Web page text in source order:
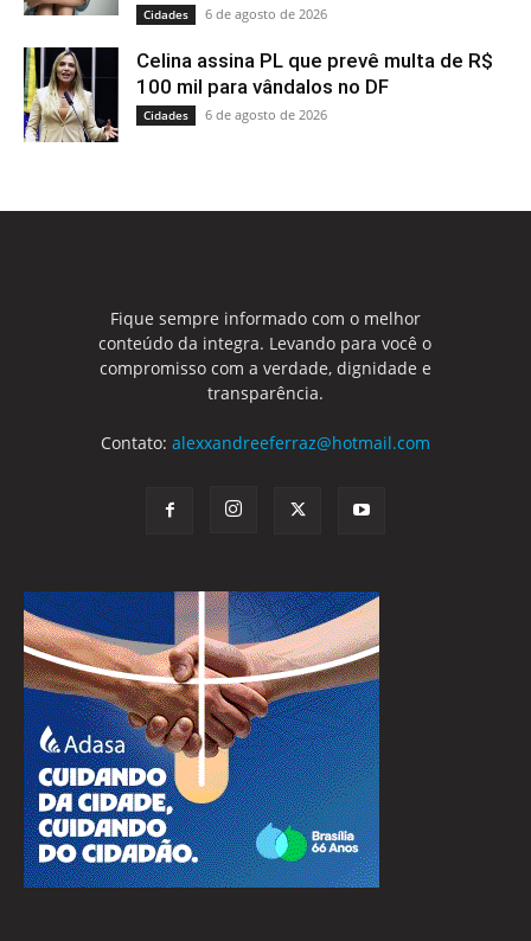
Cidades 6 de agosto de 2026
Celina assina PL que prevê multa de R$
100 mil para vândalos no DF
Cidades 6 de agosto de 2026
Fique sempre informado com o melhor
conteúdo da integra. Levando para você o
compromisso com a verdade, dignidade e
transparência.
Contato: alexxandreeferraz@hotmail.com